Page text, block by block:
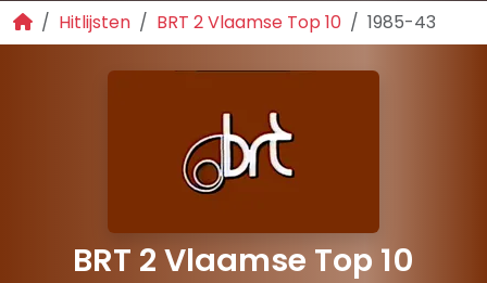
Hitlijsten BRT 2 Vlaamse Top 10 1985-43
BRT 2 Vlaamse Top 10